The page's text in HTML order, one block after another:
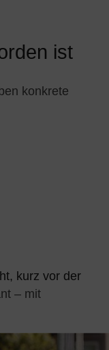
ist
konkrete
kurz vor der
– mit